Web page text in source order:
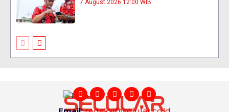
7 August 2026 12:00 WIB